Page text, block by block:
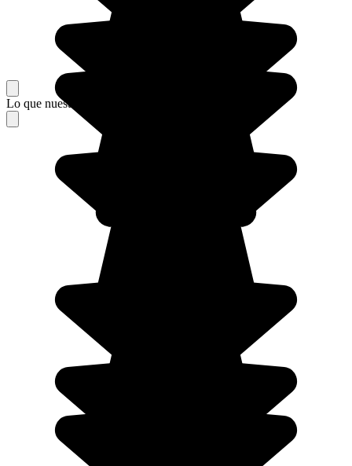
Lo que nuestros viajeros piensan de su estancia